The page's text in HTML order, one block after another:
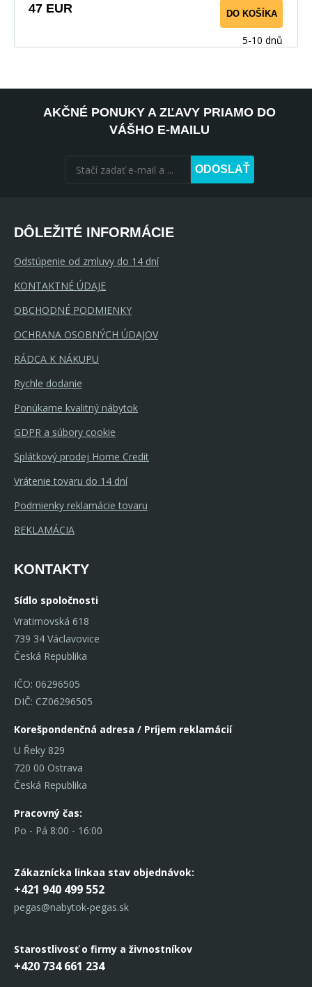
prinášajú do spálne pokojnú, prírodnú atmosféru.
47 EUR DO KOŠÍKA
5-10 dnů
AKČNÉ PONUKY A ZĽAVY PRIAMO DO
VÁŠHO E-MAILU
ODOSLAŤ
DÔLEŽITÉ INFORMÁCIE
Odstúpenie od zmluvy do 14 dní
KONTAKTNÉ ÚDAJE
OBCHODNÉ PODMIENKY
OCHRANA OSOBNÝCH ÚDAJOV
RÁDCA K NÁKUPU
Rychle dodanie
Ponúkame kvalitný nábytok
GDPR a súbory cookie
Splátkový prodej Home Credit
Vrátenie tovaru do 14 dní
Podmienky reklamácie tovaru
REKLAMÁCIA
KONTAKTY
Sídlo spoločnosti
Vratimovská 618
739 34 Václavovice
Česká Republika
IČO: 06296505
DIČ: CZ06296505
Korešpondenčná adresa / Príjem reklamácií
U Řeky 829
720 00 Ostrava
Česká Republika
Pracovný čas:
Po - Pá 8:00 - 16:00
Zákaznícka linkaa stav objednávok:
+421 940 499 552
pegas@nabytok-pegas.sk
Starostlivosť o firmy a živnostníkov
+420 734 661 234